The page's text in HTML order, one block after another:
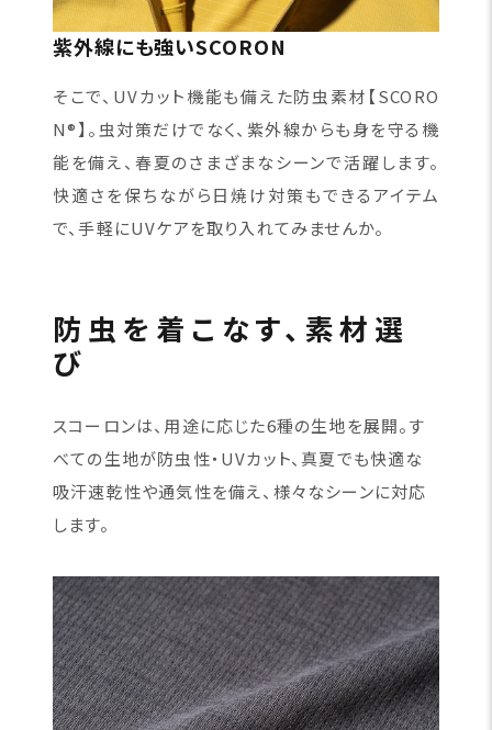
紫外線にも強いSCORON
そこで、UVカット機能も備えた防虫素材【SCORO
N®】。虫対策だけでなく、紫外線からも身を守る機
能を備え、春夏のさまざまなシーンで活躍します。
快適さを保ちながら日焼け対策もできるアイテム
で、手軽にUVケアを取り入れてみませんか。
防虫を着こなす、素材選
び
スコーロンは、用途に応じた6種の生地を展開。す
べての生地が防虫性・UVカット、真夏でも快適な
吸汗速乾性や通気性を備え、様々なシーンに対応
します。